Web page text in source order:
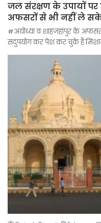
जल संरक्षण के उपायों पर
अफसरों से भी नहीं ले
#अयोध्या व शाहजहांपुर के
सदुपयोग कर पेश कर चुके हैं